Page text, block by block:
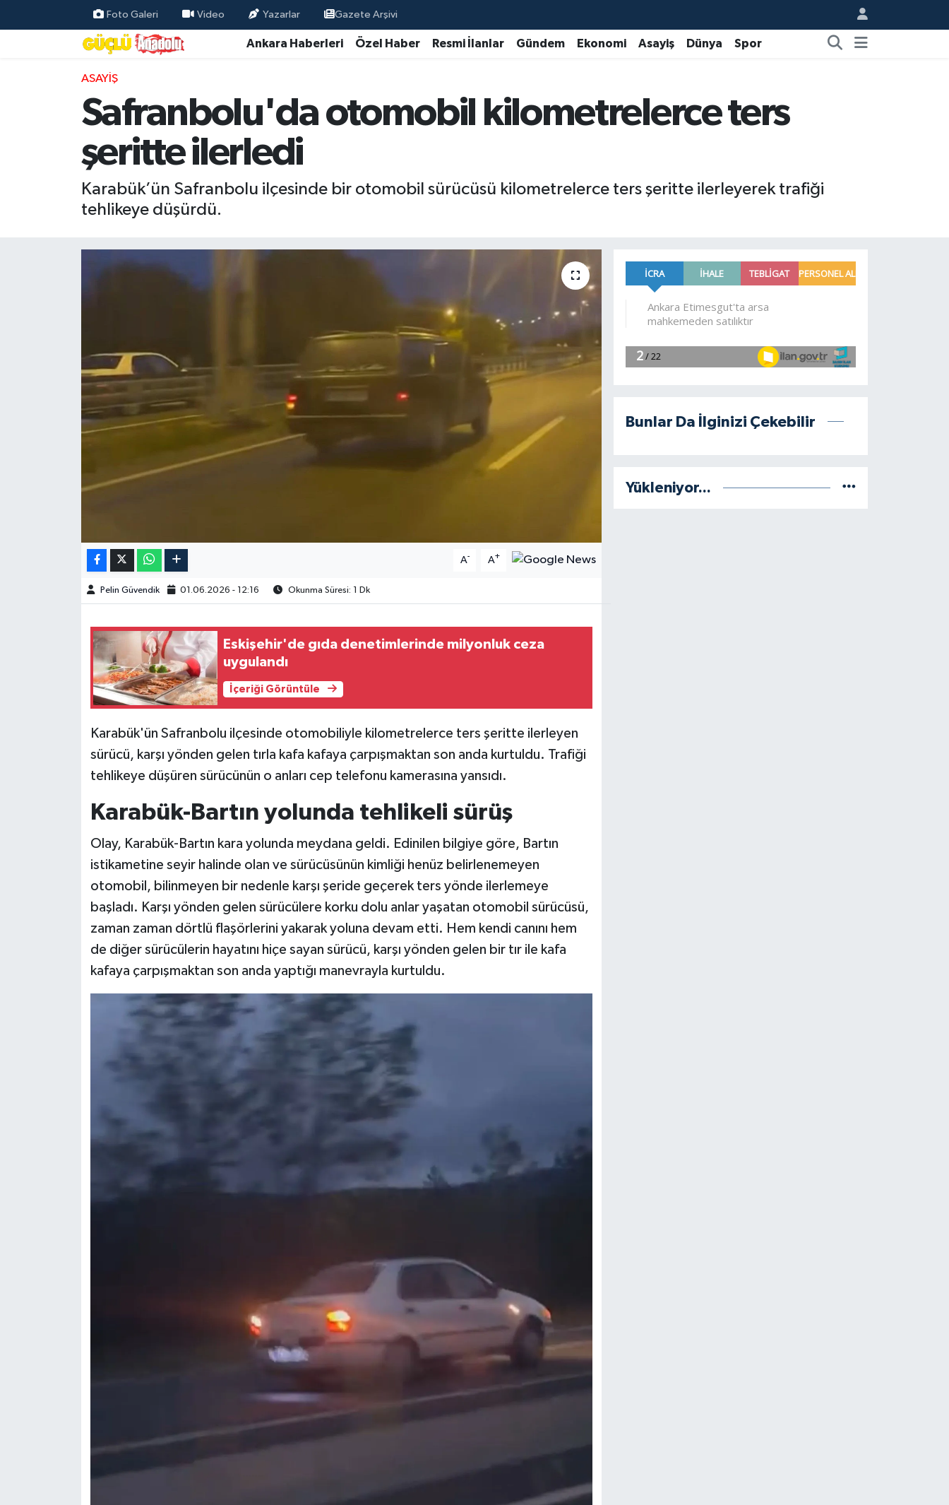
Foto Galeri Video Yazarlar Gazete Arşivi
Ankara Haberleri Özel Haber Resmi İlanlar Gündem Ekonomi Asayiş Dünya Spor
ASAYIŞ
Safranbolu'da otomobil kilometrelerce ters
şeritte ilerledi
Karabük’ün Safranbolu ilçesinde bir otomobil sürücüsü kilometrelerce ters şeritte ilerleyerek trafiği
tehlikeye düşürdü.
A- A+
Pelin Güvendik 01.06.2026 - 12:16 Okunma Süresi: 1 Dk
Eskişehir'de gıda denetimlerinde milyonluk ceza
uygulandı
İçeriği Görüntüle
Karabük'ün Safranbolu ilçesinde otomobiliyle kilometrelerce ters şeritte ilerleyen
sürücü, karşı yönden gelen tırla kafa kafaya çarpışmaktan son anda kurtuldu. Trafiği
tehlikeye düşüren sürücünün o anları cep telefonu kamerasına yansıdı.
Karabük-Bartın yolunda tehlikeli sürüş
Olay, Karabük-Bartın kara yolunda meydana geldi. Edinilen bilgiye göre, Bartın
istikametine seyir halinde olan ve sürücüsünün kimliği henüz belirlenemeyen
otomobil, bilinmeyen bir nedenle karşı şeride geçerek ters yönde ilerlemeye
başladı. Karşı yönden gelen sürücülere korku dolu anlar yaşatan otomobil sürücüsü,
zaman zaman dörtlü flaşörlerini yakarak yoluna devam etti. Hem kendi canını hem
de diğer sürücülerin hayatını hiçe sayan sürücü, karşı yönden gelen bir tır ile kafa
kafaya çarpışmaktan son anda yaptığı manevrayla kurtuldu.
Bunlar Da İlginizi Çekebilir
Yükleniyor...
Özel Haber
Resmi İlanlar
Ekonomi
Gündem
Burç Yorumları
Hava Durumu
Kim kimdir?
Kültür Sanat
Televizyon
Yaşam-Çevre